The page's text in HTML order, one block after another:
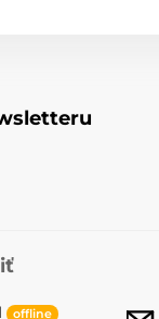
offline